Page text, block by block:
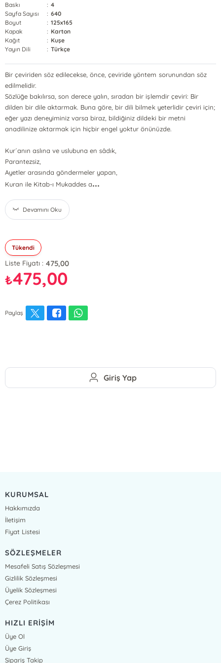
Baskı
: 4
Sayfa Sayısı
: 640
Boyut
: 125x165
Kapak
: Karton
Kağıt
: Kuşe
Yayın Dili
: Türkçe
Bir çeviriden söz edilecekse, önce, çeviride yöntem sorunundan söz
edilmelidir.
Sözlüğe bakılırsa, son derece yalın, sıradan bir işlemdir çeviri: Bir
dilden bir dile aktarmak. Buna göre, bir dili bilmek yeterlidir çeviri için;
eğer yazı deneyiminiz varsa biraz, bildiğiniz dildeki bir metni
anadilinize aktarmak için hiçbir engel yoktur önünüzde.
Kur´anın aslına ve uslubuna en sâdık,
Parantezsiz,
Ayetler arasında göndermeler yapan,
Kuran ile Kitab-ı Mukaddes a...
Devamını Oku
Tükendi
Liste Fiyatı : 475,00
₺475,00
Paylaş
Giriş Yap
KURUMSAL
Hakkımızda
İletişim
Fiyat Listesi
SÖZLEŞMELER
Mesafeli Satış Sözleşmesi
Gizlilik Sözleşmesi
Üyelik Sözleşmesi
Çerez Politikası
HIZLI ERİŞİM
Üye Ol
Üye Giriş
Sipariş Takip